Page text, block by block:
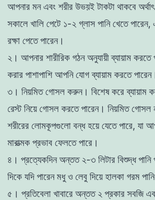
আপনার মন এবং শরীর উভয়ই টাকটা থাকবে
সকালে খালি পেটে ১-২ গ্লাস পানি খেতে
রক্ষা পেতে পারেন।
২। আপনার শারীরিক গঠন অনুযায়ী ব্যায়াম করতে
করার পাশাপাশি আপনি যোগ ব্যায়াম করতে
৩। নিয়মিত গোসল করুন। বিশেষ করে ব্যায়াম
রেস্ট নিয়ে গোসল করতে পারেন। নিয়মিত
শরীরের লোমকূপগুলো বন্ধ হয়ে যেতে পারে, যা
মারাত্মক প্রভাব ফেলতে পারে।
৪। প্রত্যেকদিন অন্তত ২-৩ লিটার বিশুদ্ধ
দিকে যদি পারেন মধু ও লেবু দিয়ে হালকা গরম
৫। প্রতিবেলা খাবারে অন্তত ২ প্রকার সবজি